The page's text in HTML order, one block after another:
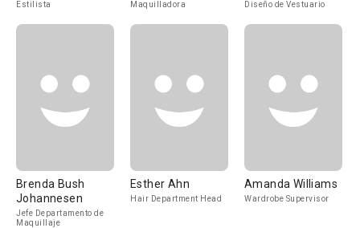
Estilista Maquilladora Diseño de Vestuario
Brenda Bush
Johannesen
Jefe Departamento de
Maquillaje
Esther Ahn
Hair Department Head
Amanda Williams
Wardrobe Supervisor